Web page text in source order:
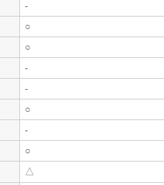
-
○
○
-
-
○
-
○
△